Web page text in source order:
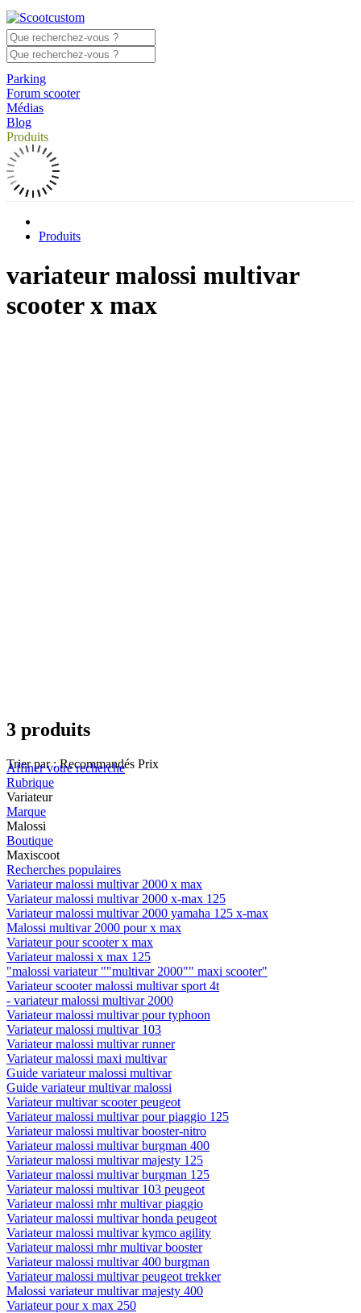
Parking
Forum scooter
Médias
Blog
Produits
Produits
variateur malossi multivar
scooter x max
3 produits
Trier par : Recommandés Prix
Affiner votre recherche
Rubrique
Variateur
Marque
Malossi
Boutique
Maxiscoot
Recherches populaires
Variateur malossi multivar 2000 x max
Variateur malossi multivar 2000 x-max 125
Variateur malossi multivar 2000 yamaha 125 x-max
Malossi multivar 2000 pour x max
Variateur pour scooter x max
Variateur malossi x max 125
"malossi variateur ""multivar 2000"" maxi scooter"
Variateur scooter malossi multivar sport 4t
- variateur malossi multivar 2000
Variateur malossi multivar pour typhoon
Variateur malossi multivar 103
Variateur malossi multivar runner
Variateur malossi maxi multivar
Guide variateur malossi multivar
Guide variateur multivar malossi
Variateur multivar scooter peugeot
Variateur malossi multivar pour piaggio 125
Variateur malossi multivar booster-nitro
Variateur malossi multivar burgman 400
Variateur malossi multivar majesty 125
Variateur malossi multivar burgman 125
Variateur malossi multivar 103 peugeot
Variateur malossi mhr multivar piaggio
Variateur malossi multivar honda peugeot
Variateur malossi multivar kymco agility
Variateur malossi mhr multivar booster
Variateur malossi multivar 400 burgman
Variateur malossi multivar peugeot trekker
Malossi variateur multivar majesty 400
Variateur pour x max 250